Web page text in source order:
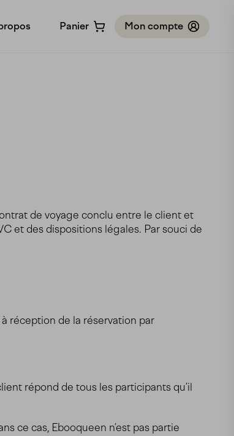
Panier Mon compte
de voyage conclu entre le client et
et des dispositions légales. Par souci de
réception de la réservation par
répond de tous les participants qu’il
ce cas, Ebooqueen n’est pas partie